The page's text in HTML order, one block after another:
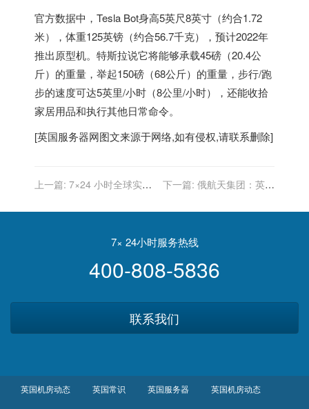
官方数据中，Tesla Bot身高5英尺8英寸（约合1.72
米），体重125英镑（约合56.7千克），预计2022年
推出原型机。特斯拉说它将能够承载45磅（20.4公
斤）的重量，举起150磅（68公斤）的重量，步行/跑
步的速度可达5英里/小时（8公里/小时），还能收拾
家居用品和执行其他日常命令。
[英国服务器网图文来源于网络,如有侵权,请联系删除]
上一篇: 7×24 小时全球实时
下一篇: 俄航天集团：英国
送入轨道
7× 24小时服务热线
400-808-5836
联系我们
英国机房动态 英国常识 英国服务器 英国机房动态